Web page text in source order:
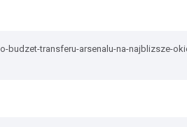
budzet-transferu-arsenalu-na-najblizsze-